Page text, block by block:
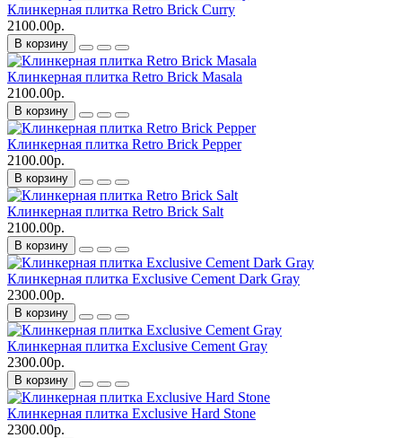
Клинкерная плитка Retro Brick Curry
2100.00р.
В корзину
Клинкерная плитка Retro Brick Masala
2100.00р.
В корзину
Клинкерная плитка Retro Brick Pepper
2100.00р.
В корзину
Клинкерная плитка Retro Brick Salt
2100.00р.
В корзину
Клинкерная плитка Exclusive Cement Dark Gray
2300.00р.
В корзину
Клинкерная плитка Exclusive Cement Gray
2300.00р.
В корзину
Клинкерная плитка Exclusive Hard Stone
2300.00р.